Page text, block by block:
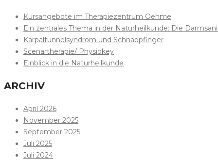
Kursangebote im Therapiezentrum Oehme
Ein zentrales Thema in der Naturheilkunde: Die
Karpaltunnelsyndrom und Schnappfinger
Scenartherapie/ Physiokey
Einblick in die Naturheilkunde
ARCHIV
April 2026
November 2025
September 2025
Juli 2025
Juli 2024